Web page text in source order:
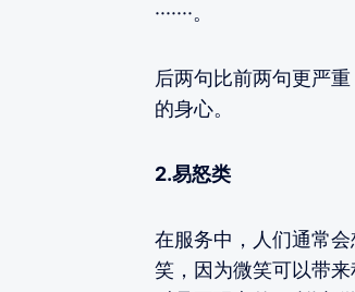
·······。
后两句比前两句更严
的身心。
2.易怒类
在服务中，人们通常
笑，因为微笑可以带